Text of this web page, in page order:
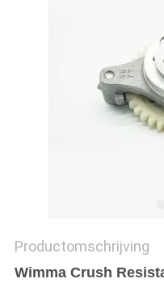
Productomschrijving
Wimma Crush